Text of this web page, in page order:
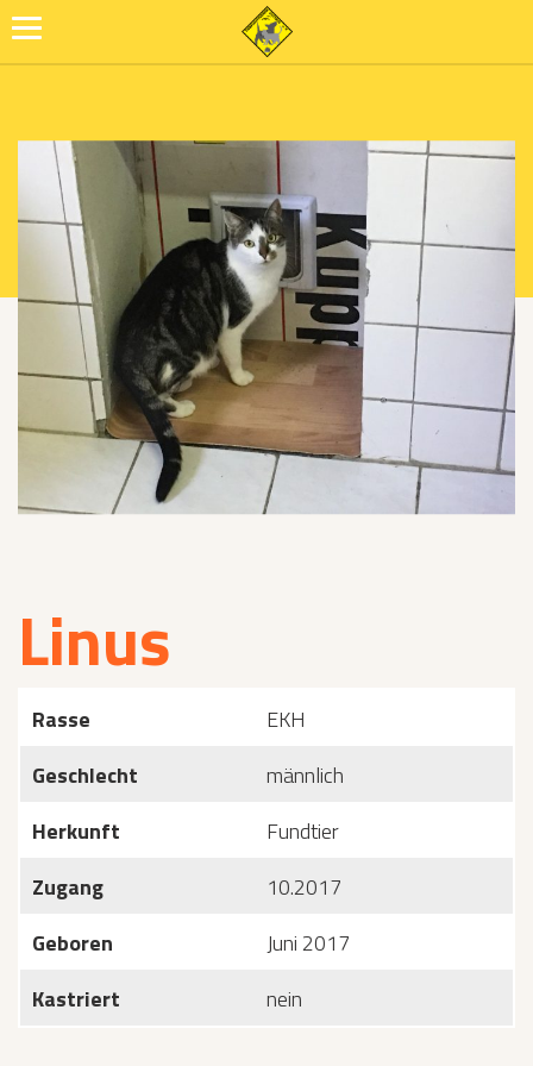
Linus
Rasse
EKH
Geschlecht
männlich
Herkunft
Fundtier
Zugang
10.2017
Geboren
Juni 2017
Kastriert
nein